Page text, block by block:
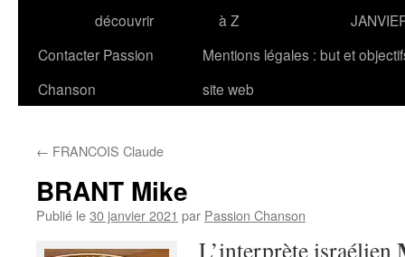
découvrir
à Z
Contacter Passion
Chanson
Mentions légales : but et
site web
← FRANCOIS Claude
BRANT Mike
Publié le30 janvier 2021 par Passion Chanson
L’interprète israélien